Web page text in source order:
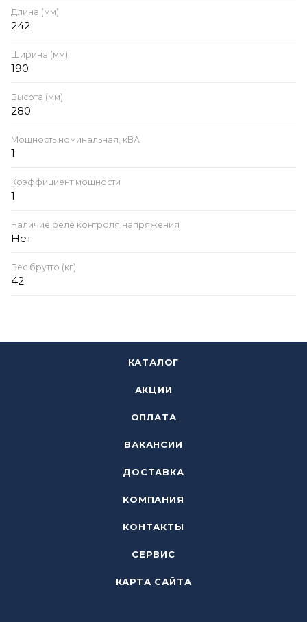
Длина (мм)
242
Ширина (мм)
190
Высота (мм)
280
Мощность номинальная, кВА
1
Коэффициент мощности
1
Наличие реле контроля напряжения
Нет
Вес брутто (кг)
42
КАТАЛОГ
АКЦИИ
ОПЛАТА
ВАКАНСИИ
ДОСТАВКА
КОМПАНИЯ
КОНТАКТЫ
СЕРВИС
КАРТА САЙТА